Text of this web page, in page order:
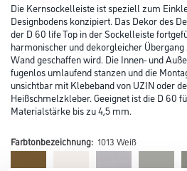
Die Kernsockelleiste ist speziell zum
Designbodens konzipiert. Das Dekor des
der D 60 life Top in der Sockelleiste
harmonischer und dekorgleicher
Wand geschaffen wird. Die Innen- und
fugenlos umlaufend stanzen und die
unsichtbar mit Klebeband von UZIN oder
Heißschmelzkleber. Geeignet ist die D 60
Materialstärke bis zu 4,5 mm.
Farbtonbezeichnung: 1013 Weiß